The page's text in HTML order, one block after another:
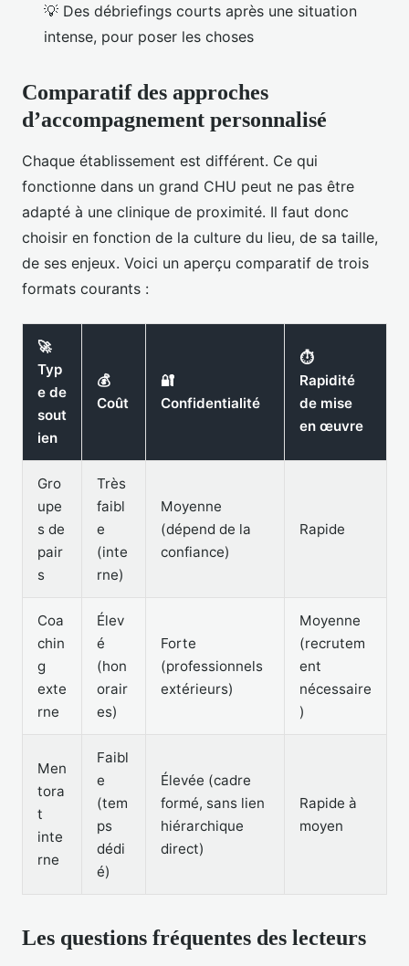
💡 Des débriefings courts après une situation
intense, pour poser les choses
Comparatif des approches
d’accompagnement personnalisé
Chaque établissement est différent. Ce qui
fonctionne dans un grand CHU peut ne pas être
adapté à une clinique de proximité. Il faut donc
choisir en fonction de la culture du lieu, de sa taille,
de ses enjeux. Voici un aperçu comparatif de trois
formats courants :
🚀
Typ
e de
sout
ien
💰
Coût
🔐
Confidentialité
⏱
Rapidité
de mise
en œuvre
Gro
upe
s de
pair
s
Très
faibl
e
(inte
rne)
Moyenne
(dépend de la
confiance)
Rapide
Coa
chin
g
exte
rne
Élev
é
(hon
orair
es)
Forte
(professionnels
extérieurs)
Moyenne
(recrutem
ent
nécessaire
)
Men
tora
t
inte
rne
Faibl
e
(tem
ps
dédi
é)
Élevée (cadre
formé, sans lien
hiérarchique
direct)
Rapide à
moyen
Les questions fréquentes des lecteurs